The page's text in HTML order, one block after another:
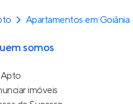
Apartamentos em Goiânia
somos
imóveis